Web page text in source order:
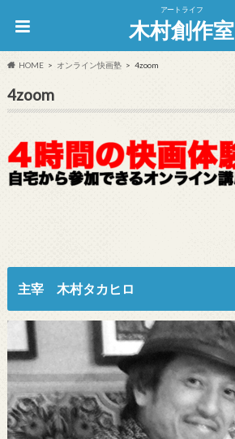
アートライフ
木村創作室
HOME オンライン快画塾 4zoom
4zoom
主宰 木村タカヒロ